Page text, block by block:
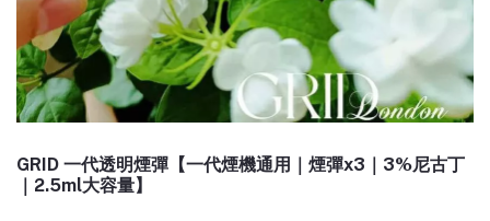
GRID 一代透明煙彈【一代煙機通用｜煙彈x3｜3%尼古丁
｜2.5ml大容量】